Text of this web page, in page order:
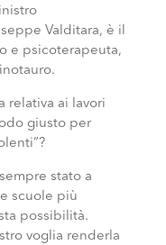
Valditara, è il
e psicoterapeuta,
relativa ai lavori
giusto per
stato a
scuole più
possibilità.
voglia renderla